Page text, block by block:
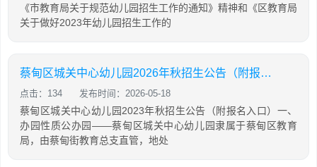
《市教育局关于规范幼儿园招生工作的通知》精神和《区教育局
关于做好2023年幼儿园招生工作的
蔡甸区城关中心幼儿园2026年秋招生公告（附报名入口）
点击：134 发布时间：2026-05-18
蔡甸区城关中心幼儿园2023年秋招生公告（附报名入口）一、
办园性质公办园——蔡甸区城关中心幼儿园隶属于蔡甸区教育
局，由蔡甸街教育总支直管，地处